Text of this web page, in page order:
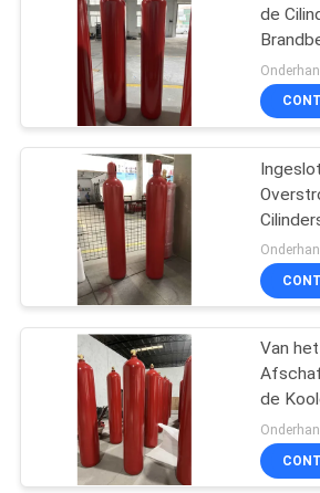
De Schone
van de
Automatisch
de
Co2
Van
de